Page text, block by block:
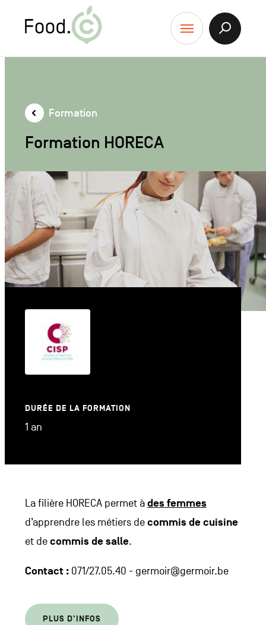
Menu
Afficher
Formation
Formation HORECA
DURÉE DE LA FORMATION
1 an
La filière HORECA permet àdes femmes
d’apprendre les métiers decommis de cuisine
et decommis de salle.
Contact :071/27.05.40 - germoir@germoir.be
PLUS D'INFOS